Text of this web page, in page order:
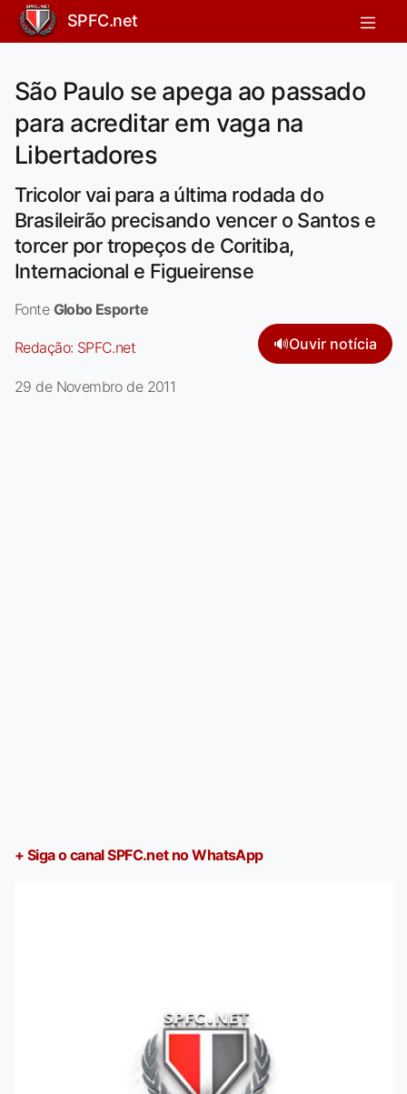
SPFC.net
São Paulo se apega ao passado
para acreditar em vaga na
Libertadores
Tricolor vai para a última rodada do
Brasileirão precisando vencer o Santos e
torcer por tropeços de Coritiba,
Internacional e Figueirense
Fonte Globo Esporte
Redação: SPFC.net 🔊Ouvir notícia
29 de Novembro de 2011
+ Siga o canal SPFC.net no WhatsApp